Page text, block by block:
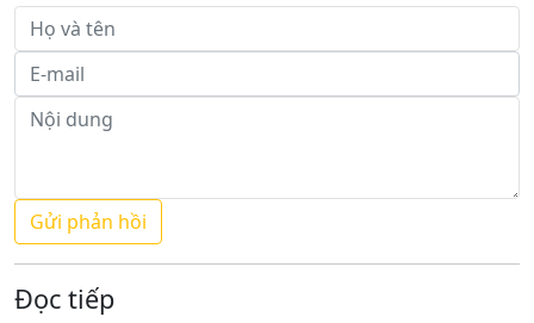
Đọc tiếp